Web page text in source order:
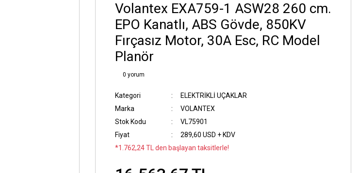
Volantex EXA759-1 ASW28 260 cm.
EPO Kanatlı, ABS Gövde, 850KV
Fırçasız Motor, 30A Esc, RC Model
Planör
0 yorum
Kategori
ELEKTRİKLİ UÇAKLAR
Marka
VOLANTEX
Stok Kodu
VL75901
Fiyat
289,60 USD + KDV
*1.762,24 TL den başlayan taksitlerle!